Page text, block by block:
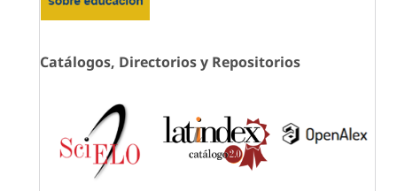
Catálogos, Directorios y Repositorios